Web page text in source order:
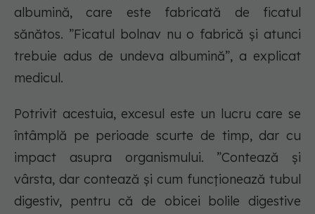
albumină, care este fabricată de ficatul
sănătos. ”Ficatul bolnav nu o fabrică și atunci
trebuie adus de undeva albumină”, a explicat
medicul.
Potrivit acestuia, excesul este un lucru care se
întâmplă pe perioade scurte de timp, dar cu
impact asupra organismului. ”Contează și
vârsta, dar contează și cum funcționează tubul
digestiv, pentru că de obicei bolile digestive